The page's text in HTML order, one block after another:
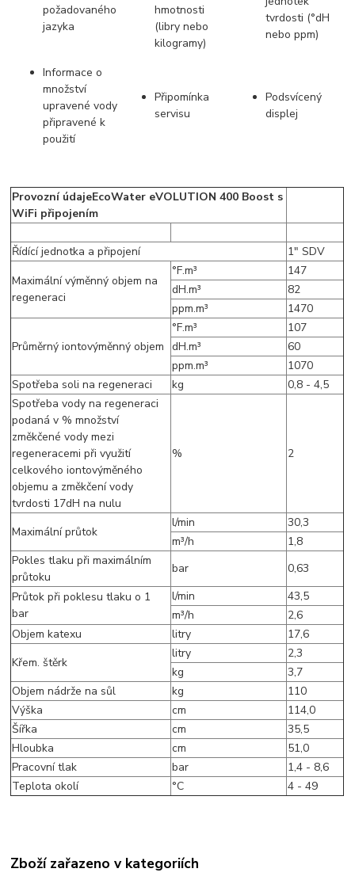
požadovaného
jazyka
hmotnosti
(libry nebo
kilogramy)
tvrdosti (°dH
nebo ppm)
Informace o
množství
upravené vody
připravené k
použití
Připomínka
servisu
Podsvícený
displej
Provozní údajeEcoWater eVOLUTION 400 Boost s
WiFi připojením
Řídící jednotka a připojení
1" SDV
Maximální výměnný objem na
regeneraci
°F.m³
147
dH.m³
82
ppm.m³
1470
Průměrný iontovýměnný objem
°F.m³
107
dH.m³
60
ppm.m³
1070
Spotřeba soli na regeneraci
kg
0,8 - 4,5
Spotřeba vody na regeneraci
podaná v % množství
změkčené vody mezi
regeneracemi při využití
celkového iontovýměného
objemu a změkčení vody
tvrdosti 17dH na nulu
% 2
Maximální průtok
l/min
30,3
m³/h
1,8
Pokles tlaku při maximálním
průtoku
bar
0,63
Průtok při poklesu tlaku o 1
bar
l/min
43,5
m³/h
2,6
Objem katexu
litry
17,6
Křem. štěrk
litry
2,3
kg
3,7
Objem nádrže na sůl
kg
110
Výška
cm
114,0
Šířka
cm
35,5
Hloubka
cm
51,0
Pracovní tlak
bar
1,4 - 8,6
Teplota okolí
°C 4 - 49
Zboží zařazeno v kategoriích